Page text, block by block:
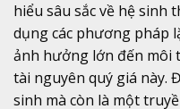
hiểu sâu sắc về hệ sinh
dụng các phương pháp
ảnh hưởng lớn đến môi
tài nguyên quý giá này.
sinh mà còn là một